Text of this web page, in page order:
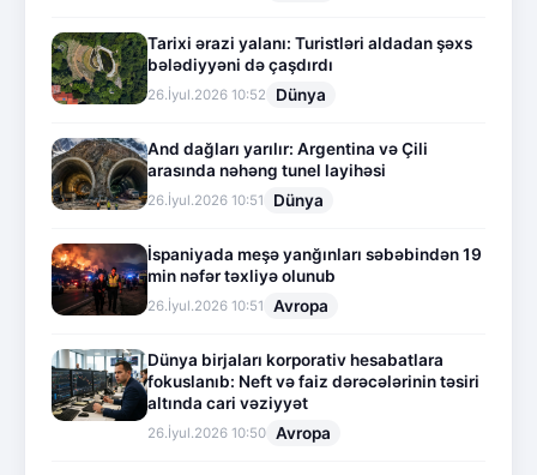
Tarixi ərazi yalanı: Turistləri aldadan şəxs
bələdiyyəni də çaşdırdı
26.İyul.2026 10:52 Dünya
And dağları yarılır: Argentina və Çili
arasında nəhəng tunel layihəsi
26.İyul.2026 10:51 Dünya
İspaniyada meşə yanğınları səbəbindən 19
min nəfər təxliyə olunub
26.İyul.2026 10:51 Avropa
Dünya birjaları korporativ hesabatlara
fokuslanıb: Neft və faiz dərəcələrinin təsiri
altında cari vəziyyət
26.İyul.2026 10:50 Avropa